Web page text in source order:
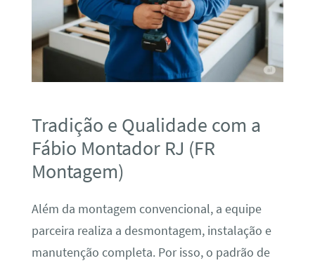
Tradição e Qualidade com a
Fábio Montador RJ (FR
Montagem)
Além da montagem convencional, a equipe
parceira realiza a desmontagem, instalação e
manutenção completa. Por isso, o padrão de